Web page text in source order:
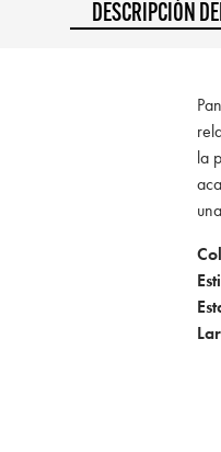
DESCRIPCIÓN
la